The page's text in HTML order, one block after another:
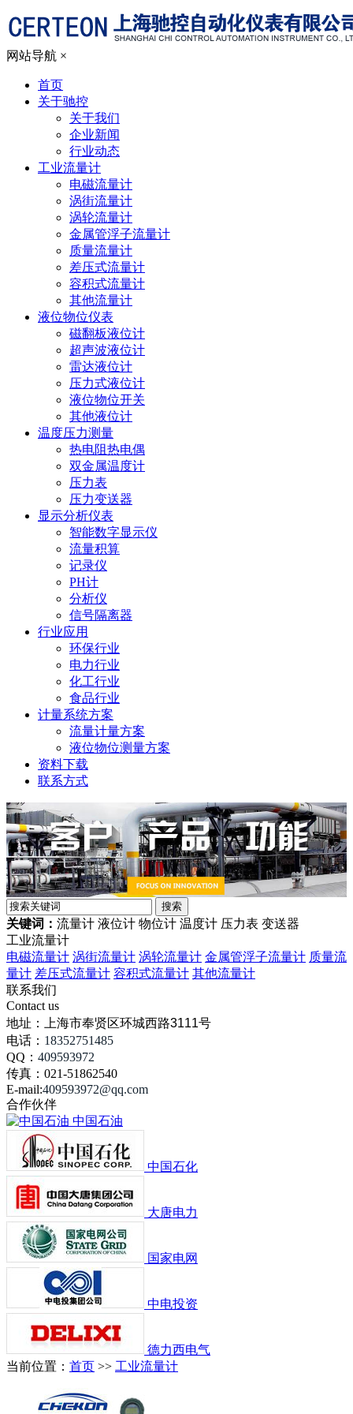
网站导航 ×
首页
关于驰控
关于我们
企业新闻
行业动态
工业流量计
电磁流量计
涡街流量计
涡轮流量计
金属管浮子流量计
质量流量计
差压式流量计
容积式流量计
其他流量计
液位物位仪表
磁翻板液位计
超声波液位计
雷达液位计
压力式液位计
液位物位开关
其他液位计
温度压力测量
热电阻热电偶
双金属温度计
压力表
压力变送器
显示分析仪表
智能数字显示仪
流量积算
记录仪
PH计
分析仪
信号隔离器
行业应用
环保行业
电力行业
化工行业
食品行业
计量系统方案
流量计量方案
液位物位测量方案
资料下载
联系方式
关键词： 流量计 液位计 物位计 温度计 压力表 变送器
工业流量计
电磁流量计 涡街流量计 涡轮流量计 金属管浮子流量计 质量流
量计 差压式流量计 容积式流量计 其他流量计
联系我们
Contact us
地址：
上海市奉贤区环城西路3111号
电话： 18352751485
QQ： 409593972
传真：021-51862540
E-mail:409593972@qq.com
合作伙伴
中国石油
中国石化
大唐电力
国家电网
中电投资
德力西电气
当前位置： 首页 >> 工业流量计